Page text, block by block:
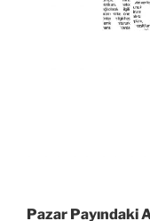
Pazar Payındaki